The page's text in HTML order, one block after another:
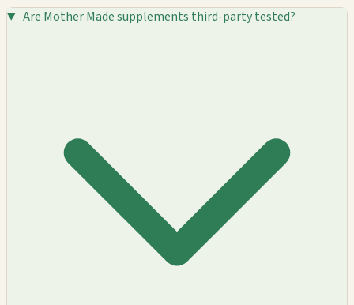
Are Mother Made supplements third-party tested?